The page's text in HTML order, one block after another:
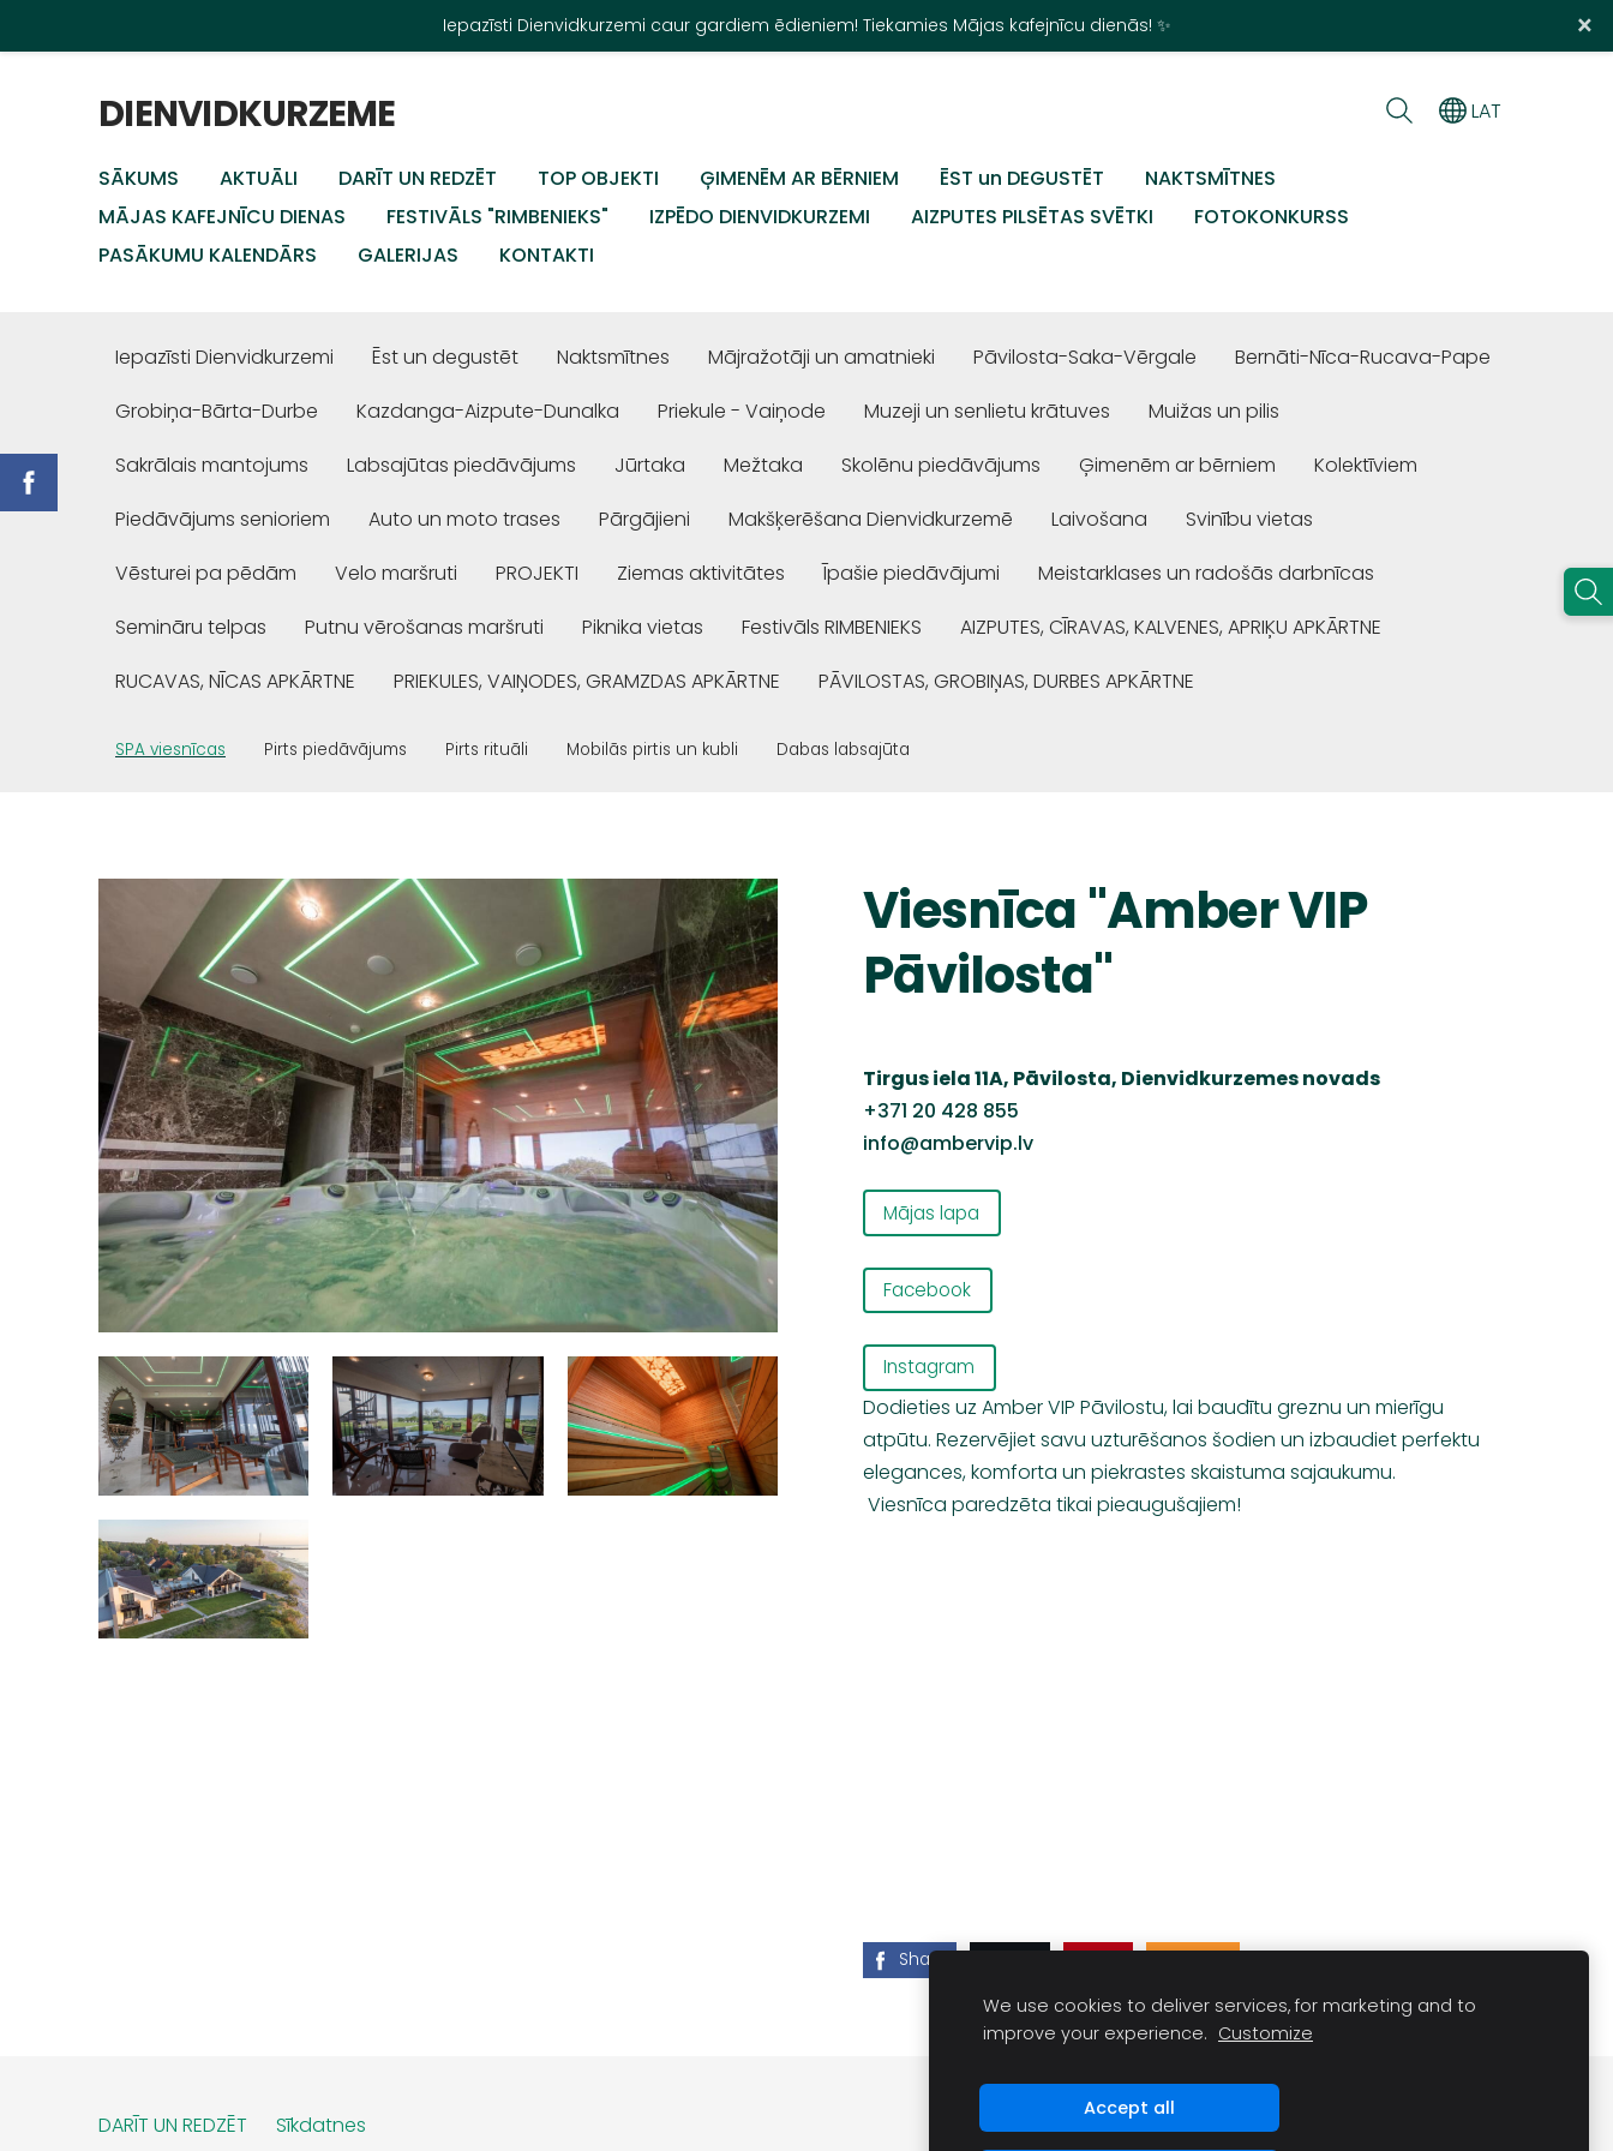
Iepazīsti Dienvidkurzemi caur gardiem ēdieniem! Tiekamies Mājas kafejnīcu dienās! ✨ ×
DIENVIDKURZEME
SĀKUMS AKTUĀLI DARĪT UN REDZĒT TOP OBJEKTI ĢIMENĒM AR BĒRNIEM ĒST un DEGUSTĒT
NAKTSMĪTNES
MĀJAS KAFEJNĪCU DIENAS
FESTIVĀLS "RIMBENIEKS" IZPĒDO DIENVIDKURZEMI AIZPUTES PILSĒTAS SVĒTKI
FOTOKONKURSS
PASĀKUMU KALENDĀRS
GALERIJAS KONTAKTI
LAT
Iepazīsti Dienvidkurzemi Ēst un degustēt Naktsmītnes Mājražotāji un amatnieki Pāvilosta-Saka-Vērgale
Bernāti-Nīca-Rucava-Pape
Grobiņa-Bārta-Durbe
Kazdanga-Aizpute-Dunalka Priekule - Vaiņode Muzeji un senlietu krātuves
Muižas un pilis
Sakrālais mantojums
Labsajūtas piedāvājums Jūrtaka Mežtaka Skolēnu piedāvājums Ģimenēm ar bērniem
Kolektīviem
Piedāvājums senioriem
Auto un moto trases Pārgājieni Makšķerēšana Dienvidkurzemē Laivošana
Svinību vietas
Vēsturei pa pēdām
Velo maršruti PROJEKTI Ziemas aktivitātes Īpašie piedāvājumi
Meistarklases un radošās darbnīcas
Semināru telpas
Putnu vērošanas maršruti Piknika vietas Festivāls RIMBENIEKS
AIZPUTES, CĪRAVAS, KALVENES, APRIĶU APKĀRTNE
RUCAVAS, NĪCAS APKĀRTNE
PRIEKULES, VAIŅODES, GRAMZDAS APKĀRTNE PĀVILOSTAS, GROBIŅAS, DURBES APKĀRTNE
SPA viesnīcas Pirts piedāvājums Pirts rituāli Mobilās pirtis un kubli Dabas labsajūta
Viesnīca "Amber VIP
Pāvilosta"
Tirgus iela 11A, Pāvilosta, Dienvidkurzemes novads
+371 20 428 855
info@ambervip.lv
Mājas lapa
Facebook
Instagram
Dodieties uz Amber VIP Pāvilostu, lai baudītu greznu un mierīgu
atpūtu. Rezervējiet savu uzturēšanos šodien un izbaudiet perfektu
elegances, komforta un piekrastes skaistuma sajaukumu.
Viesnīca paredzēta tikai pieaugušajiem!
Share
DARĪT UN REDZĒT Sīkdatnes
We use cookies to deliver services, for marketing and to
improve your experience. Customize
Accept all